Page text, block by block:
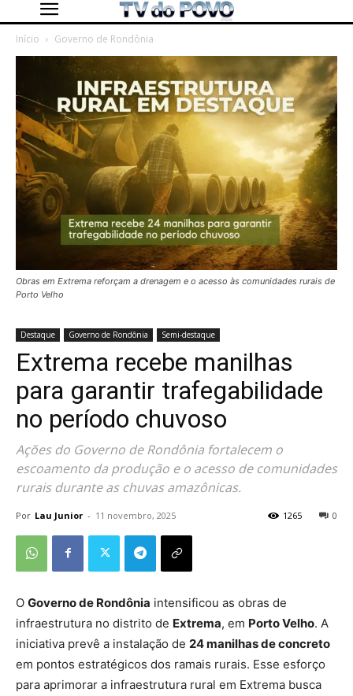
Início Governo de Rondônia
Obras em Extrema reforçam a drenagem e o acesso às comunidades rurais de
Porto Velho
Destaque Governo de Rondônia Semi-destaque
Extrema recebe manilhas
para garantir trafegabilidade
no período chuvoso
Ações do Governo de Rondônia fortalecem o
escoamento da produção e o acesso de comunidades
rurais durante as chuvas amazônicas.
Por Lau Junior - 11 novembro, 2025 0
1265
O Governo de Rondônia intensificou as obras de
infraestrutura no distrito de Extrema, em Porto Velho. A
iniciativa prevê a instalação de 24 manilhas de concreto
em pontos estratégicos dos ramais rurais. Esse esforço
para aprimorar a infraestrutura rural em Extrema busca